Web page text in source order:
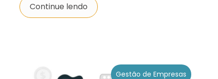
Continue lendo
Gestão de Empresas